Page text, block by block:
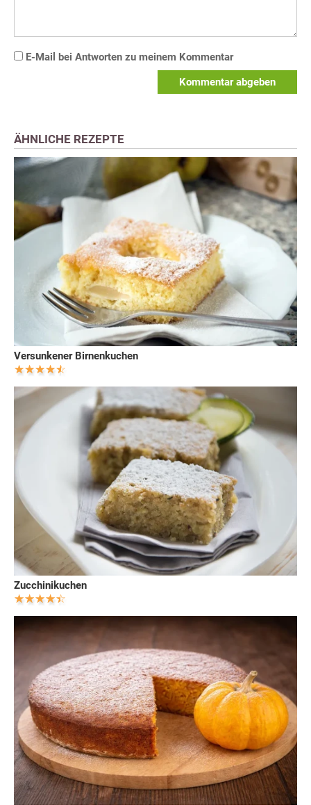
E-Mail bei Antworten zu meinem Kommentar
Kommentar abgeben
ÄHNLICHE REZEPTE
Versunkener Birnenkuchen
Zucchinikuchen